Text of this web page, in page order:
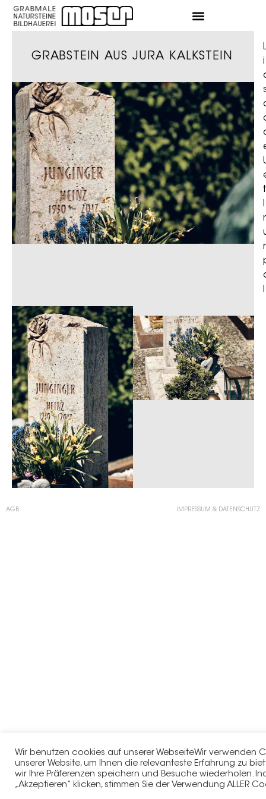
GRABSTEIN AUS JURA KALKSTEIN
AGB IMPRESSUM & DATENSCHUTZ
Wir benutzen cookies auf unserer WebseiteWir verwenden
unserer Website, um Ihnen die relevanteste Erfahrung zu
wir Ihre Präferenzen speichern und Besuche wiederholen.
„Akzeptieren“ klicken, stimmen Sie der Verwendung ALLER